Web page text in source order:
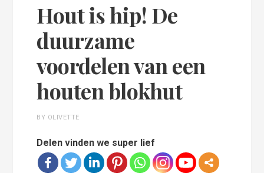
Hout is hip! De
duurzame
voordelen van een
houten blokhut
BY OLIVETTE
Delen vinden we super lief